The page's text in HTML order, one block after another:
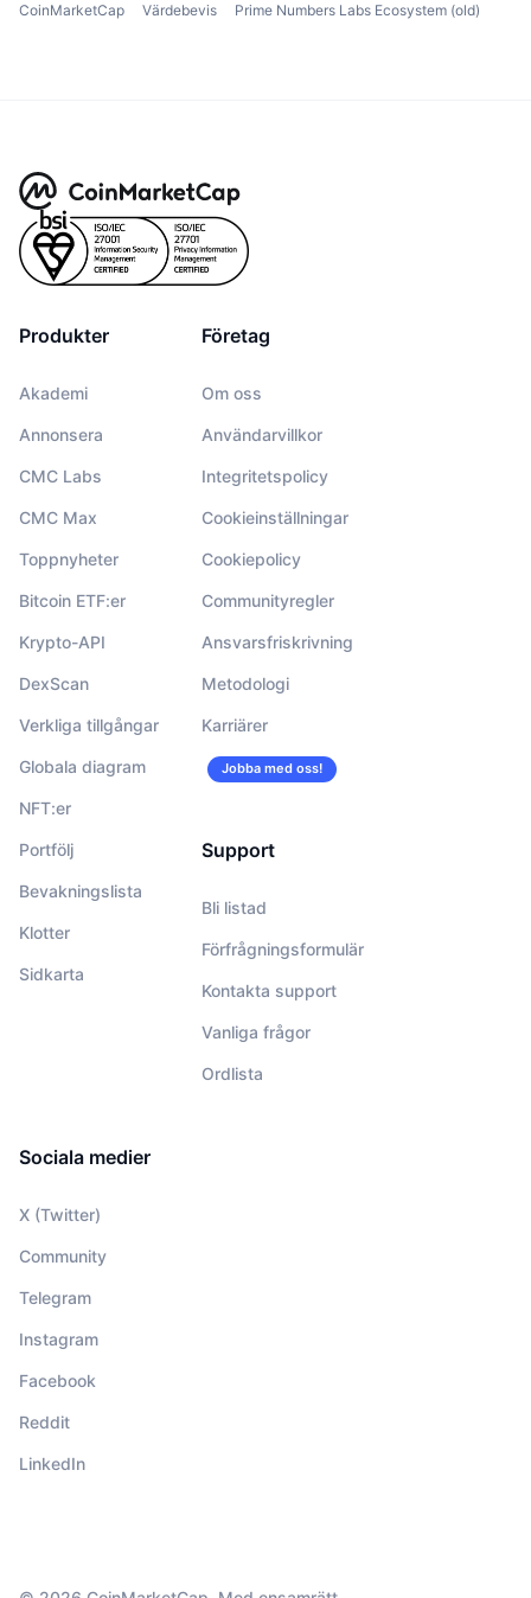
CoinMarketCap Värdebevis Prime Numbers Labs Ecosystem (old)
Produkter
Akademi
Annonsera
CMC Labs
CMC Max
Toppnyheter
Bitcoin ETF:er
Krypto-API
DexScan
Verkliga tillgångar
Globala diagram
NFT:er
Portfölj
Bevakningslista
Klotter
Sidkarta
Företag
Om oss
Användarvillkor
Integritetspolicy
Cookieinställningar
Cookiepolicy
Communityregler
Ansvarsfriskrivning
Metodologi
Karriärer
Jobba med oss!
Support
Bli listad
Förfrågningsformulär
Kontakta support
Vanliga frågor
Ordlista
Sociala medier
X (Twitter)
Community
Telegram
Instagram
Facebook
Reddit
LinkedIn